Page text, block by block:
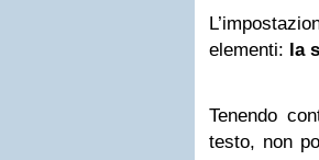
elementi: la
Tenendo
testo, non